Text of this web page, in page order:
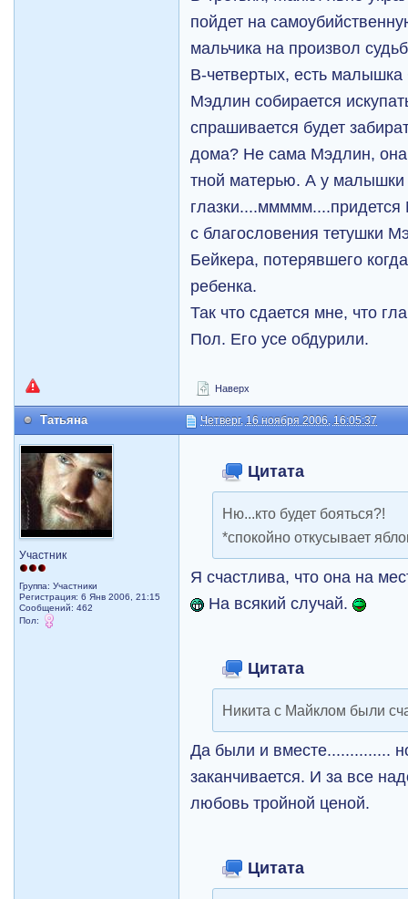
пойдет на
мальчика на произвол
В-четвертых, есть
Мэдлин собирается
спрашивается будет
дома? Не сама Мэдлин,
тной матерью. А у малышки
глазки....ммммм....придется
с благословения тетушки
Бейкера, потерявшего
ребенка.
Так что сдается мне, что
Пол. Его усе обдурили.
Наверх
Татьяна Четверг, 16 ноября 2006, 16:05:37
Участник
Группа: Участники
Регистрация: 6 Янв 2006, 21:15
Сообщений: 462
Пол:
Цитата
Ню...кто будет бояться?!
*спокойно откусывает
Я счастлива, что она на
На всякий случай.
Цитата
Никита с Майклом были
Да были и вместе..............
заканчивается. И за все
любовь тройной ценой.
Цитата